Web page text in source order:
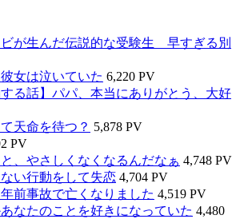
が生んだ伝説的な受験生 早すぎる別
女は泣いていた 6,220 PV
する話】パパ、本当にありがとう、大好
天命を待つ？ 5,878 PV
PV
、やさしくなくなるんだなぁ 4,748 PV
い行動をして失恋 4,704 PV
前事故で亡くなりました 4,519 PV
なたのことを好きになっていた 4,480